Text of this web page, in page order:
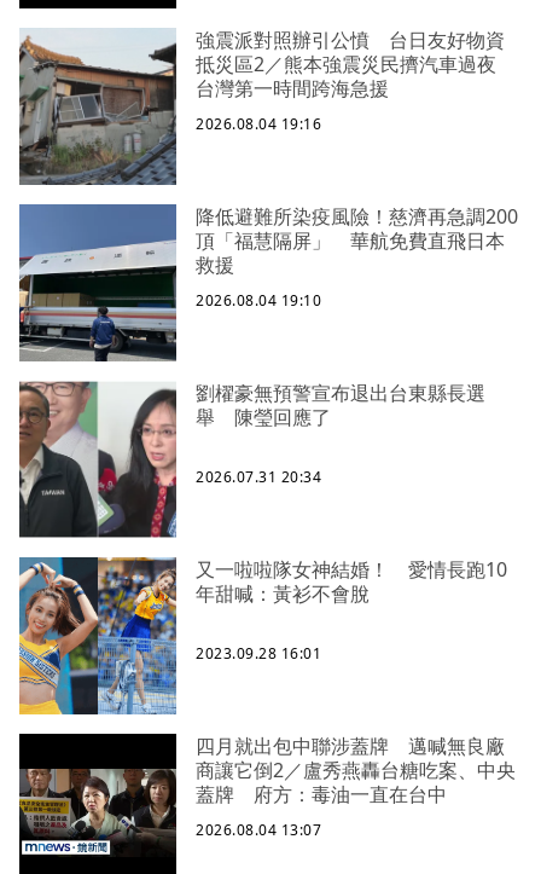
強震派對照辦引公憤 台日友好物資
抵災區2／熊本強震災民擠汽車過夜
台灣第一時間跨海急援
2026.08.04 19:16
降低避難所染疫風險！慈濟再急調200
頂「福慧隔屏」 華航免費直飛日本
救援
2026.08.04 19:10
劉櫂豪無預警宣布退出台東縣長選
舉 陳瑩回應了
2026.07.31 20:34
又一啦啦隊女神結婚！ 愛情長跑10
年甜喊：黃衫不會脫
2023.09.28 16:01
四月就出包中聯涉蓋牌 邁喊無良廠
商讓它倒2／盧秀燕轟台糖吃案、中央
蓋牌 府方：毒油一直在台中
2026.08.04 13:07